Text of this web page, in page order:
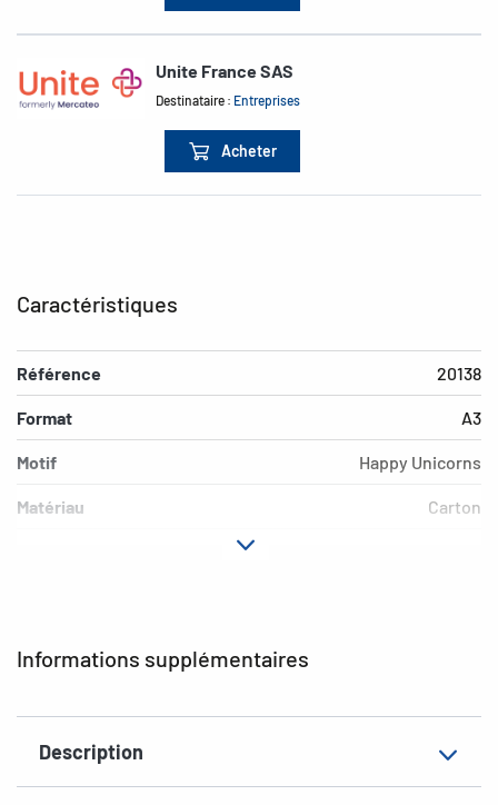
Unite France SAS
Destinataire : Entreprises
Acheter
Informations supplémentaires
Description
Caractéristiques
Référence 20138
Format A3
Motif Happy Unicorns
Matériau Carton